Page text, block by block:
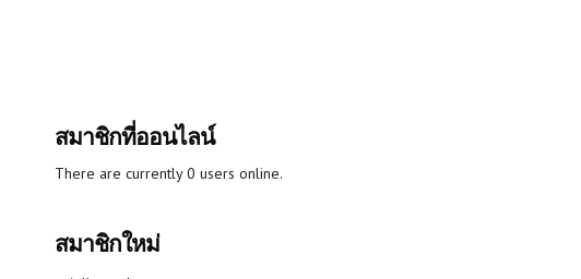
สมาชิกที่ออนไลน์
There are currently 0 users online.
สมาชิกใหม่